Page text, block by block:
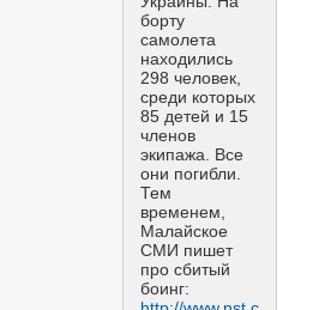
борту
самолета
находились
298 человек,
среди которых
85 детей и 15
членов
экипажа. Все
они погибли.
Тем
временем,
Малайское
СМИ пишет
про сбитый
боинг: